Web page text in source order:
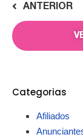
ANTERIOR
Categorias
Afiliados